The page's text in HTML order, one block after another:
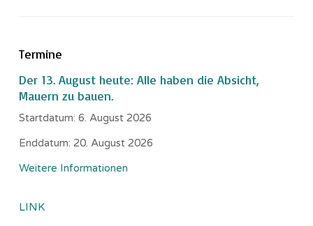
Termine
Der 13. August heute: Alle haben die Absicht,
Mauern zu bauen.
Startdatum: 6. August 2026
Enddatum: 20. August 2026
Weitere Informationen
LINK